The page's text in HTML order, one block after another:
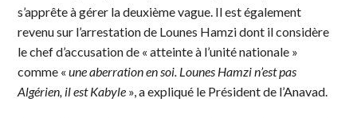
s’apprête à gérer la deuxième vague. Il est également
revenu sur l’arrestation de Lounes Hamzi dont il considère
le chef d’accusation de « atteinte à l’unité nationale »
comme « une aberration en soi. Lounes Hamzi n’est pas
Algérien, il est Kabyle », a expliqué le Président de l’Anavad.